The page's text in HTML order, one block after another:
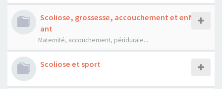
Scoliose, grossesse, accouchement et enf
ant
Maternité, accouchement, péridurale...
Scoliose et sport